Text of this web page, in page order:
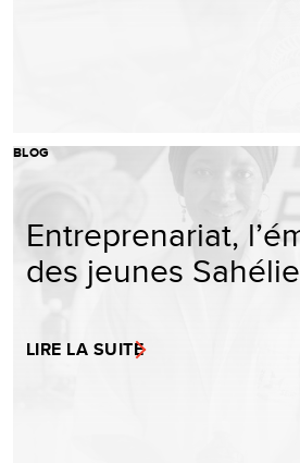
BLOG
Entreprenariat,
des jeunes
LIRE LA SUITE